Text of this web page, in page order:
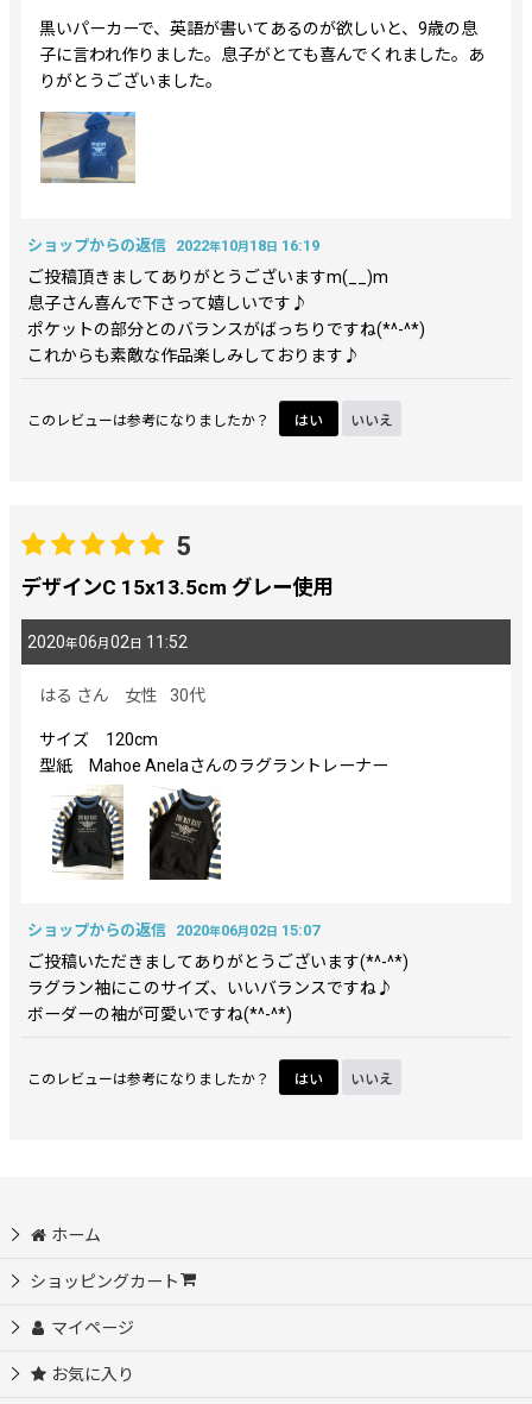
黒いパーカーで、英語が書いてあるのが欲しいと、9歳の息
子に言われ作りました。息子がとても喜んでくれました。あ
りがとうございました。
ショップからの返信 2022年10月 18 日 16:19
ご投稿頂きましてありがとうございますm(__)m
息子さん喜んで下さって嬉しいです♪
ポケットの部分とのバランスがばっちりですね(*^-^*)
これからも素敵な作品楽しみしております♪
このレビューは参考になりましたか？ はい いいえ
5
デザインC 15x13.5cm グレー使用
2020年06月 02 日 11:52
はる さん 女性 30代
サイズ 120cm
型紙 Mahoe Anelaさんのラグラントレーナー
ショップからの返信 2020年06月 02 日 15:07
ご投稿いただきましてありがとうございます(*^-^*)
ラグラン袖にこのサイズ、いいバランスですね♪
ボーダーの袖が可愛いですね(*^-^*)
このレビューは参考になりましたか？ はい いいえ
ホーム
ショッピングカート
マイページ
お気に入り